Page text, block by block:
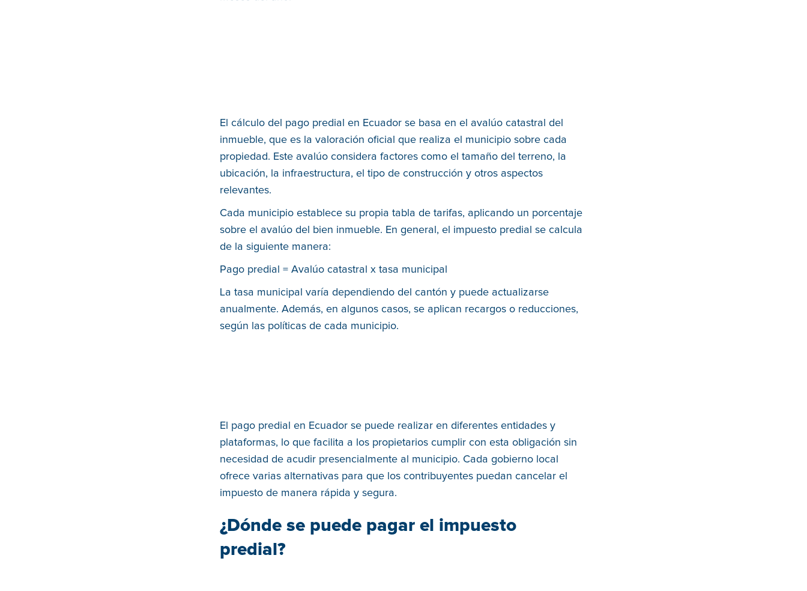
El cálculo del pago predial en Ecuador se basa en el avalúo catastral del
inmueble, que es la valoración oficial que realiza el municipio sobre cada
propiedad. Este avalúo considera factores como el tamaño del terreno, la
ubicación, la infraestructura, el tipo de construcción y otros aspectos
relevantes.
Cada municipio establece su propia tabla de tarifas, aplicando un porcentaje
sobre el avalúo del bien inmueble. En general, el impuesto predial se calcula
de la siguiente manera:
Pago predial = Avalúo catastral x tasa municipal
La tasa municipal varía dependiendo del cantón y puede actualizarse
anualmente. Además, en algunos casos, se aplican recargos o reducciones,
según las políticas de cada municipio.
El pago predial en Ecuador se puede realizar en diferentes entidades y
plataformas, lo que facilita a los propietarios cumplir con esta obligación sin
necesidad de acudir presencialmente al municipio. Cada gobierno local
ofrece varias alternativas para que los contribuyentes puedan cancelar el
impuesto de manera rápida y segura.
¿Dónde se puede pagar el impuesto
predial?